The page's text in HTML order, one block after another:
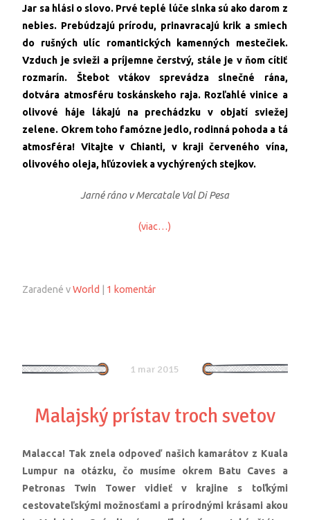
Jar sa hlási o slovo. Prvé teplé lúče slnka sú ako darom z
nebies. Prebúdzajú prírodu, prinavracajú krik a smiech
do rušných ulíc romantických kamenných mestečiek.
Vzduch je svieži a príjemne čerstvý, stále je v ňom cítiť
rozmarín. Štebot vtákov sprevádza slnečné rána,
dotvára atmosféru toskánskeho raja. Rozľahlé vinice a
olivové háje lákajú na prechádzku v objatí sviežej
zelene. Okrem toho famózne jedlo, rodinná pohoda a tá
atmosféra! Vitajte v Chianti, v kraji červeného vína,
olivového oleja, hľúzoviek a vychýrených stejkov.
Jarné ráno v Mercatale Val Di Pesa
(viac…)
Zaradené vWorld 1 komentár
1 mar 2015
Malajský prístav troch svetov
Malacca! Tak znela odpoveď našich kamarátov z Kuala
Lumpur na otázku, čo musíme okrem Batu Caves a
Petronas Twin Tower vidieť v krajine s toľkými
cestovateľskými možnosťami a prírodnými krásami akou